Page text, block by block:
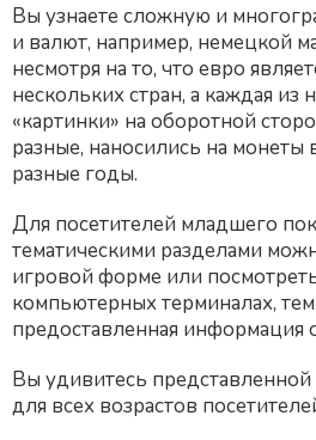
Вы узнаете сложную и
и валют, например, немецкой
несмотря на то, что евро
нескольких стран, а каждая из
«картинки» на оборотной
разные, наносились на монеты
разные годы.
Для посетителей младшего
тематическими разделами
игровой форме или
компьютерных терминалах,
предоставленная информация
Вы удивитесь
для всех возрастов